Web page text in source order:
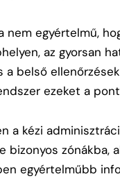
nem egyértelmű,
az gyorsan
belső
ezeket a
a kézi
bizonyos zónákba,
egyértelműbb